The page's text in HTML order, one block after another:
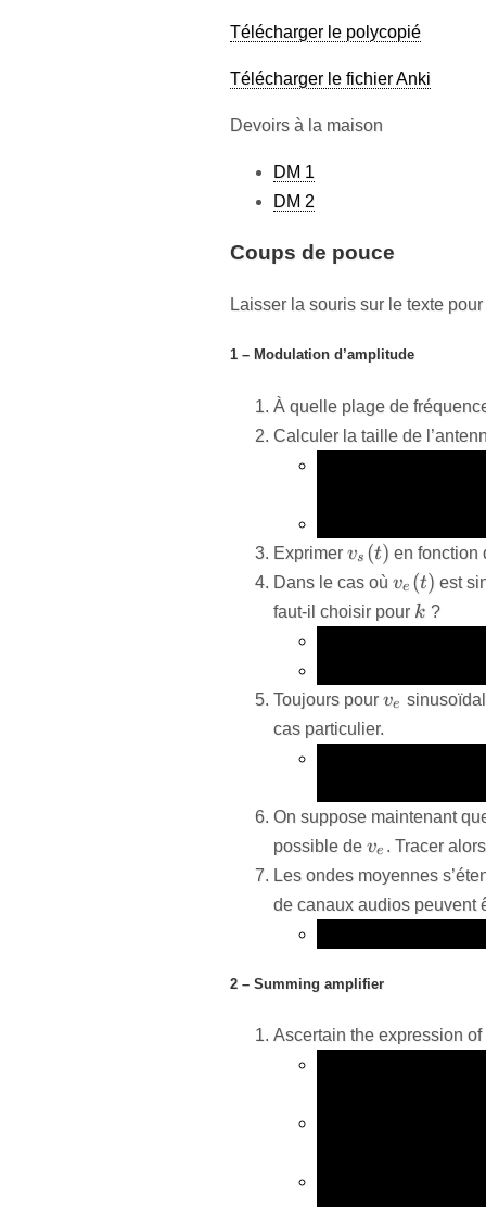
Télécharger le polycopié
Télécharger le fichier Anki
Devoirs à la maison
DM 1
DM 2
Coups de pouce
Laisser la souris sur le texte pour
1 – Modulation d’amplitude
À quelle plage de
Calculer la taille de
Exprimer v_s(t)
vs (t) en fonction
Dans le cas où v_{e}
(t)
ve (t) est
faut-il choisir pour k
k ?
Toujours pour v_{e}
ve
cas particulier.
On suppose maintenant
possible de v_e
ve . Tracer
Les ondes moyennes
de canaux audios peuvent
2 – Summing amplifier
Ascertain the expression of